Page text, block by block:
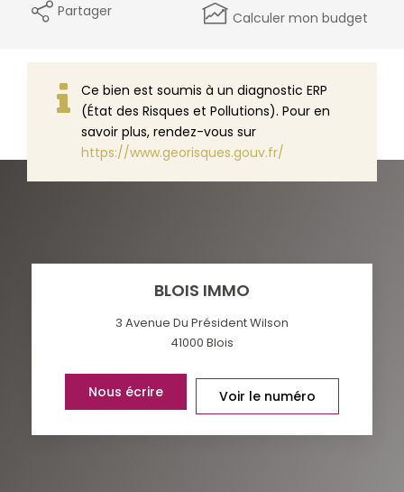
Partager
Calculer mon budget
Ce bien est soumis à un diagnostic ERP
(État des Risques et Pollutions). Pour en
savoir plus, rendez-vous sur
https://www.georisques.gouv.fr/
BLOIS IMMO
3 Avenue Du Président Wilson
41000 Blois
Nous écrire Voir le numéro